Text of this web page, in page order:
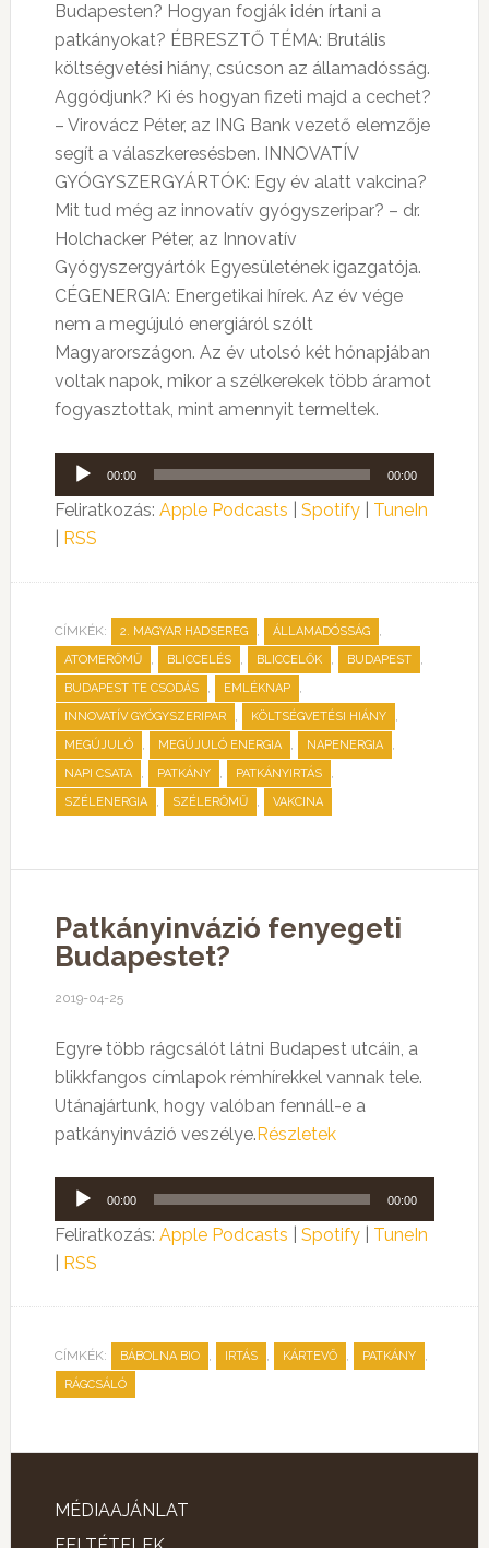
Budapesten? Hogyan fogják idén írtani a
patkányokat? ÉBRESZTŐ TÉMA: Brutális
költségvetési hiány, csúcson az államadósság.
Aggódjunk? Ki és hogyan fizeti majd a cechet?
– Virovácz Péter, az ING Bank vezető elemzője
segít a válaszkeresésben. INNOVATÍV
GYÓGYSZERGYÁRTÓK: Egy év alatt vakcina?
Mit tud még az innovatív gyógyszeripar? – dr.
Holchacker Péter, az Innovatív
Gyógyszergyártók Egyesületének igazgatója.
CÉGENERGIA: Energetikai hírek. Az év vége
nem a megújuló energiáról szólt
Magyarországon. Az év utolsó két hónapjában
voltak napok, mikor a szélkerekek több áramot
fogyasztottak, mint amennyit termeltek.
Audió
lejátszó
00:00 00:00
Feliratkozás: Apple Podcasts Spotify| TuneIn
RSS
CÍMKÉK: 2. MAGYAR HADSEREG , ÁLLAMADÓSSÁG ,
ATOMERŐMŰ , BLICCELÉS , BLICCELŐK , BUDAPEST ,
BUDAPEST TE CSODÁS , EMLÉKNAP ,
INNOVATÍV GYÓGYSZERIPAR , KÖLTSÉGVETÉSI HIÁNY ,
MEGÚJULÓ , MEGÚJULÓ ENERGIA , NAPENERGIA ,
NAPI CSATA , PATKÁNY , PATKÁNYIRTÁS ,
SZÉLENERGIA , SZÉLERŐMŰ , VAKCINA
Patkányinvázió fenyegeti
Budapestet?
2019-04-25
Egyre több rágcsálót látni Budapest utcáin, a
blikkfangos címlapok rémhírekkel vannak tele.
Utánajártunk, hogy valóban fennáll-e a
patkányinvázió veszélye.Részletek
Audió
lejátszó
00:00 00:00
Feliratkozás: Apple Podcasts Spotify| TuneIn
RSS
CÍMKÉK: BÁBOLNA BIO , IRTÁS , KÁRTEVŐ , PATKÁNY ,
RÁGCSÁLÓ
MÉDIAAJÁNLAT